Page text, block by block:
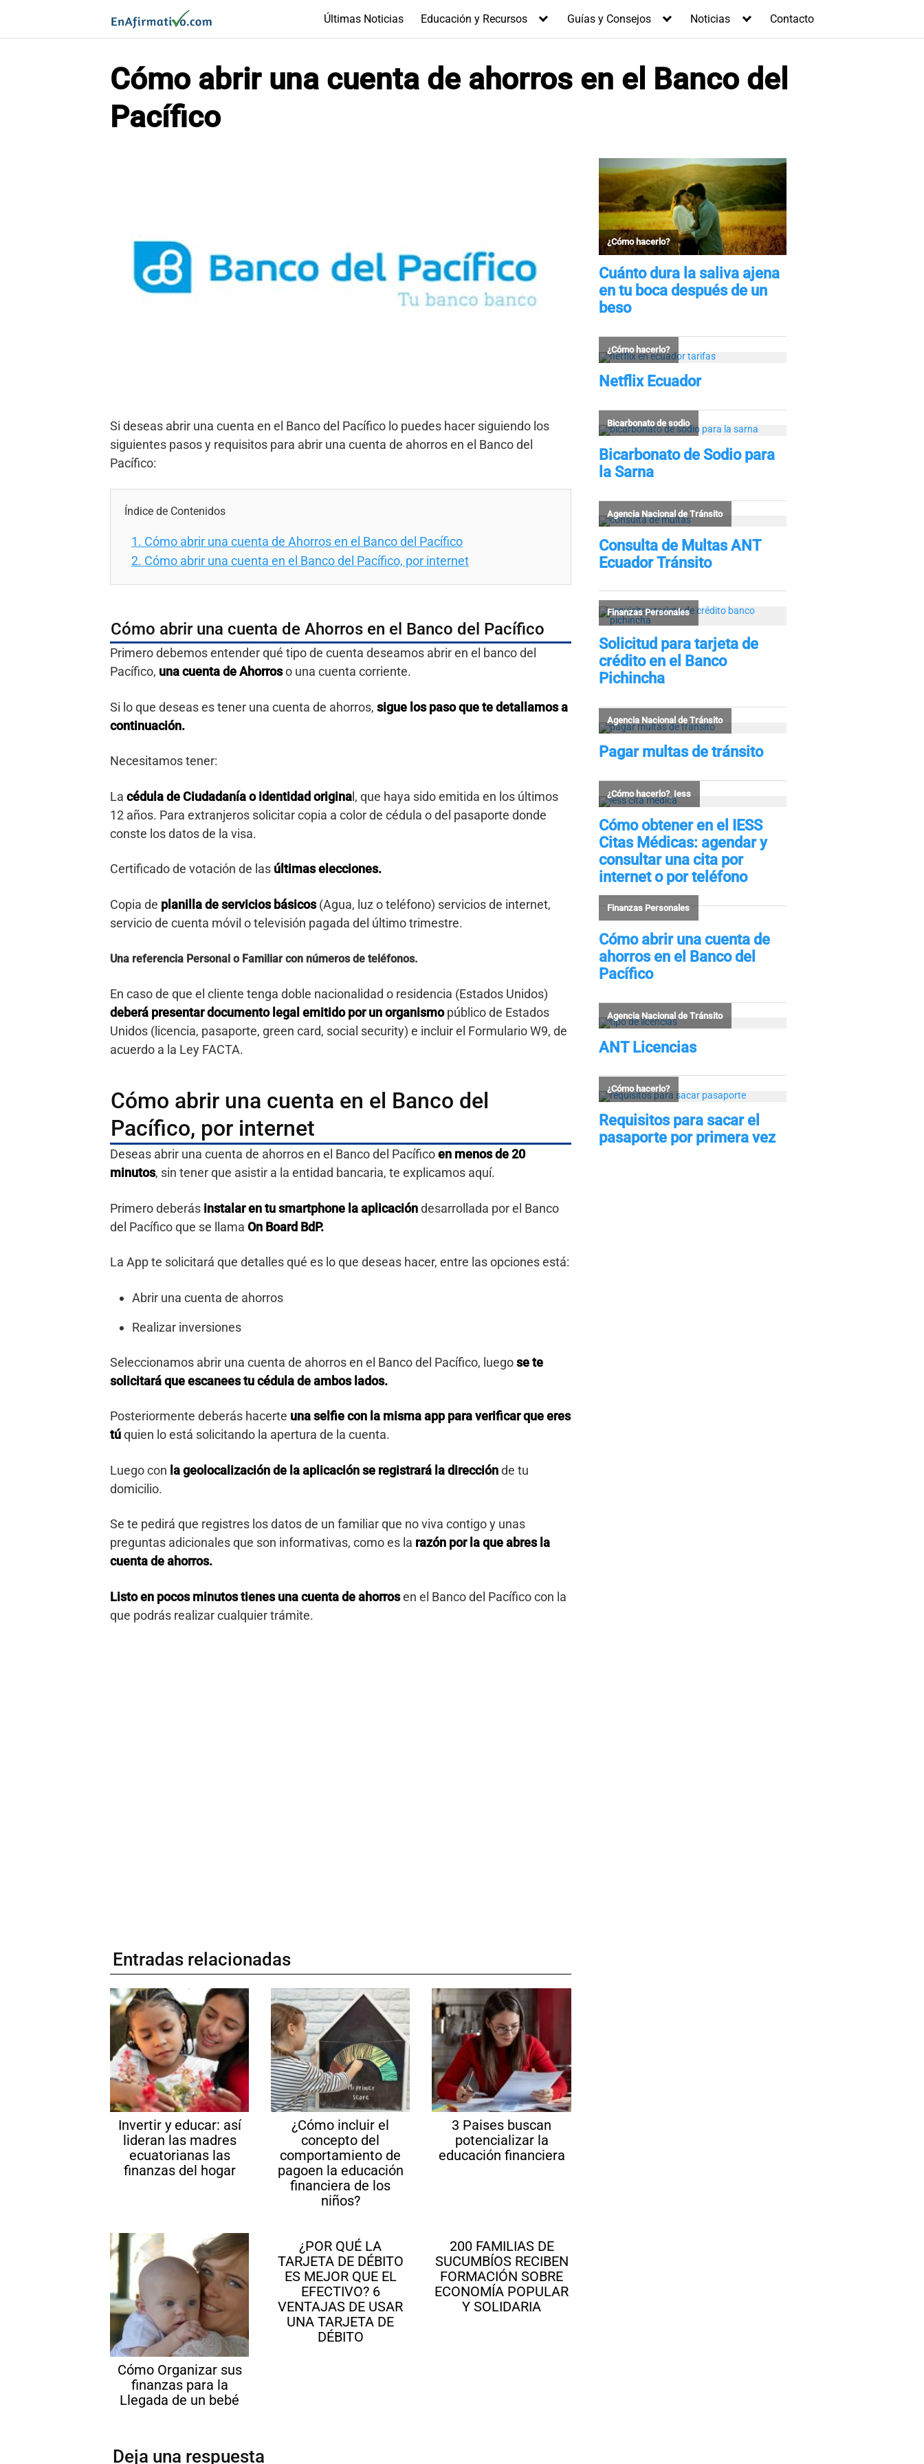
contenido
Últimas Noticias Educación y Recursos Guías y Consejos Noticias Contacto
Cómo abrir una cuenta de ahorros en el Banco del
Pacífico
Si deseas abrir una cuenta en el Banco del Pacífico lo puedes hacer siguiendo los
siguientes pasos y requisitos para abrir una cuenta de ahorros en el Banco del
Pacífico:
Índice de Contenidos
1. Cómo abrir una cuenta de Ahorros en el Banco del Pacífico
2. Cómo abrir una cuenta en el Banco del Pacífico, por internet
Cómo abrir una cuenta de Ahorros en el Banco del Pacífico
Primero debemos entender qué tipo de cuenta deseamos abrir en el banco del
Pacífico, una cuenta de Ahorroso una cuenta corriente.
Si lo que deseas es tener una cuenta de ahorros, sigue los paso que te detallamos a
continuación.
Necesitamos tener:
La cédula de Ciudadanía o identidad origina l, que haya sido emitida en los últimos
12 años. Para extranjeros solicitar copia a color de cédula o del pasaporte donde
conste los datos de la visa.
Certificado de votación de las últimas elecciones.
Copia de planilla de servicios básicos(Agua, luz o teléfono) servicios de internet,
servicio de cuenta móvil o televisión pagada del último trimestre.
Una referencia Personal o Familiar con números de teléfonos.
En caso de que el cliente tenga doble nacionalidad o residencia (Estados Unidos)
deberá presentar documento legal emitido por un organismopúblico de Estados
Unidos (licencia, pasaporte, green card, social security) e incluir el Formulario W9, de
acuerdo a la Ley FACTA.
Cómo abrir una cuenta en el Banco del
Pacífico, por internet
Deseas abrir una cuenta de ahorros en el Banco del Pacíficoen menos de 20
minutos, sin tener que asistir a la entidad bancaria, te explicamos aquí.
Primero deberás instalar en tu smartphone la aplicacióndesarrollada por el Banco
del Pacífico que se llama On Board BdP.
La App te solicitará que detalles qué es lo que deseas hacer, entre las opciones está:
Abrir una cuenta de ahorros
Realizar inversiones
Seleccionamos abrir una cuenta de ahorros en el Banco del Pacífico, luegose te
solicitará que escanees tu cédula de ambos lados.
Posteriormente deberás hacerte una selfie con la misma app para verificar que eres
túquien lo está solicitando la apertura de la cuenta.
Luego con la geolocalización de la aplicación se registrará la direcciónde tu
domicilio.
Se te pedirá que registres los datos de un familiar que no viva contigo y unas
preguntas adicionales que son informativas, como es la razón por la que abres la
cuenta de ahorros.
Listo en pocos minutos tienes una cuenta de ahorrosen el Banco del Pacífico con la
que podrás realizar cualquier trámite.
Entradas relacionadas
Invertir y educar: así
lideran las madres
ecuatorianas las
finanzas del hogar
¿Cómo incluir el
concepto del
comportamiento de
pagoen la educación
financiera de los
niños?
3 Paises buscan
potencializar la
educación financiera
Cómo Organizar sus
finanzas para la
Llegada de un bebé
¿POR QUÉ LA
TARJETA DE DÉBITO
ES MEJOR QUE EL
EFECTIVO? 6
VENTAJAS DE USAR
UNA TARJETA DE
DÉBITO
200 FAMILIAS DE
SUCUMBÍOS RECIBEN
FORMACIÓN SOBRE
ECONOMÍA POPULAR
Y SOLIDARIA
Deja una respuesta